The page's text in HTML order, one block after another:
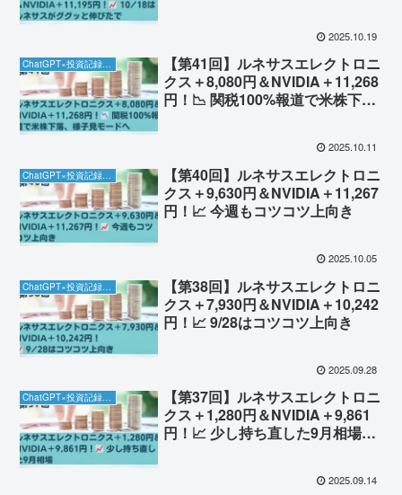
2025.10.19
ChatGPT×投資記録チャレンジ
【第41回】ルネサスエレクトロニ
クス＋8,080円＆NVIDIA＋11,268
円！📉 関税100%報道で米株下
2025.10.11
ChatGPT×投資記録チャレンジ
【第40回】ルネサスエレクトロニ
クス＋9,630円＆NVIDIA＋11,267
円！📈 今週もコツコツ上向き
2025.10.05
【第38回】ルネサスエレクトロニ
クス＋7,930円＆NVIDIA＋10,242
円！📈 9/28はコツコツ上向き
2025.09.28
ChatGPT×投資記録チャレンジ
【第37回】ルネサスエレクトロニ
クス＋1,280円＆NVIDIA＋9,861
円！📈 少し持ち直した9月相場
2025.09.14